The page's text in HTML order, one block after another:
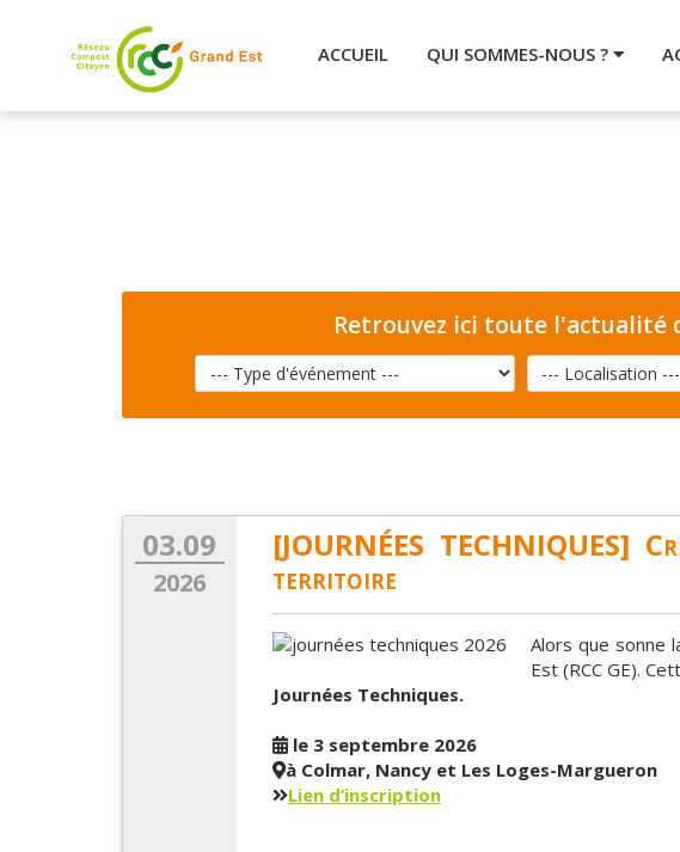
ACCUEIL QUI SOMMES-NOUS ?
Retrouvez ici toute l'actualité
03.09
2026
[JOURNÉES TECHNIQUES]
territoire
Alors que sonne
Est (RCC GE).
Journées Techniques.
le 3 septembre 2026
à Colmar, Nancy et Les Loges-Margueron
Lien d’inscription